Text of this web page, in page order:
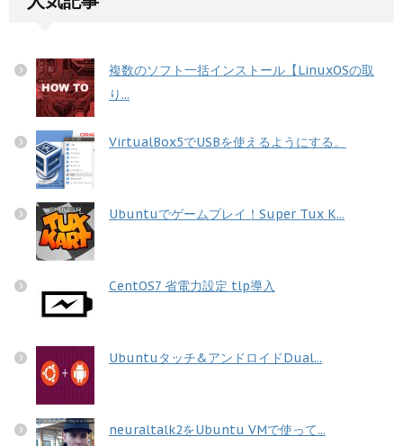
複数のソフト一括インストール【LinuxOSの取
り...
VirtualBox5でUSBを使えるようにする。
Ubuntuでゲームプレイ！Super Tux K...
CentOS7 省電力設定 tlp導入
Ubuntuタッチ&アンドロイドDual...
neuraltalk2をUbuntu VMで使って...